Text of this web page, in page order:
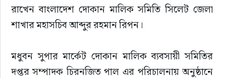
রাখেন বাংলাদেশ দোকান মালিক সমিতি সিলেট জেলা
শাখার মহাসচিব আব্দুর রহমান রিপন।
মধুবন সুপার মার্কেট দোকান মালিক ব্যবসায়ী সমিতির
দপ্তর সম্পাদক চিরনজিত পাল এর পরিচালনায় অনুষ্ঠানে